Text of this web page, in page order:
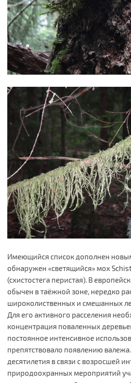
Имеющийся список дополнен
обнаружен «светящийся» мох
(cхистостега перистая). В
обычен в таёжной зоне, нередко
широколиственных и смешанных
Для его активного расселения
концентрация поваленных
постоянное интенсивное
препятствовало появлению
десятилетия в связи с возросшей
природоохранных мероприятий